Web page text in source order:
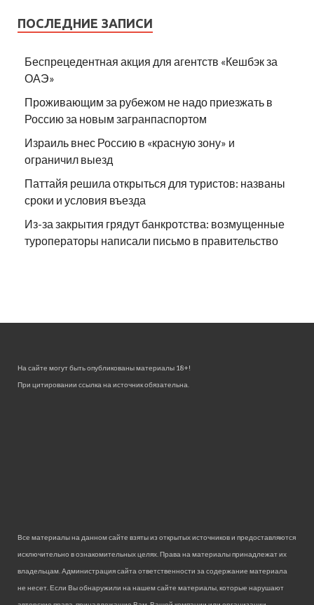
ПОСЛЕДНИЕ ЗАПИСИ
Беспрецедентная акция для агентств «Кешбэк за
ОАЭ»
Проживающим за рубежом не надо приезжать в
Россию за новым загранпаспортом
Израиль внес Россию в «красную зону» и
ограничил выезд
Паттайя решила открыться для туристов: названы
сроки и условия въезда
Из-за закрытия грядут банкротства: возмущенные
туроператоры написали письмо в правительство
На сайте могут быть опубликованы материалы 18+!
При цитировании ссылка на источник обязательна.
Все материалы на данном сайте взяты из открытых источников и предоставляются
исключительно в ознакомительных целях. Права на материалы принадлежат их
владельцам. Администрация сайта ответственности за содержание материала
не несет. Если Вы обнаружили на нашем сайте материалы, которые нарушают